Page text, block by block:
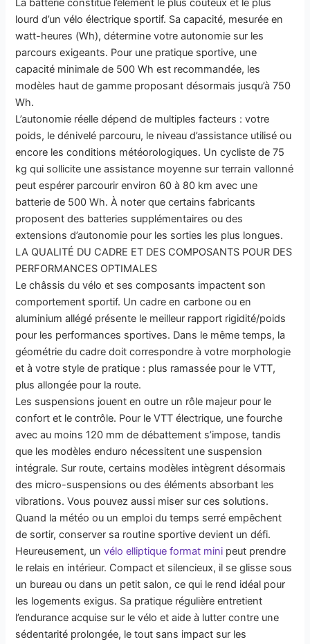
La batterie constitue l’élément le plus coûteux et le plus
lourd d’un vélo électrique sportif. Sa capacité, mesurée en
watt-heures (Wh), détermine votre autonomie sur les
parcours exigeants. Pour une pratique sportive, une
capacité minimale de 500 Wh est recommandée, les
modèles haut de gamme proposant désormais jusqu’à 750
Wh.
L’autonomie réelle dépend de multiples facteurs : votre
poids, le dénivelé parcouru, le niveau d’assistance utilisé ou
encore les conditions météorologiques. Un cycliste de 75
kg qui sollicite une assistance moyenne sur terrain vallonné
peut espérer parcourir environ 60 à 80 km avec une
batterie de 500 Wh. À noter que certains fabricants
proposent des batteries supplémentaires ou des
extensions d’autonomie pour les sorties les plus longues.
LA QUALITÉ DU CADRE ET DES COMPOSANTS POUR DES
PERFORMANCES OPTIMALES
Le châssis du vélo et ses composants impactent son
comportement sportif. Un cadre en carbone ou en
aluminium allégé présente le meilleur rapport rigidité/poids
pour les performances sportives. Dans le même temps, la
géométrie du cadre doit correspondre à votre morphologie
et à votre style de pratique : plus ramassée pour le VTT,
plus allongée pour la route.
Les suspensions jouent en outre un rôle majeur pour le
confort et le contrôle. Pour le VTT électrique, une fourche
avec au moins 120 mm de débattement s’impose, tandis
que les modèles enduro nécessitent une suspension
intégrale. Sur route, certains modèles intègrent désormais
des micro-suspensions ou des éléments absorbant les
vibrations. Vous pouvez aussi miser sur ces solutions.
Quand la météo ou un emploi du temps serré empêchent
de sortir, conserver sa routine sportive devient un défi.
Heureusement, unvélo elliptique format mini peut prendre
le relais en intérieur. Compact et silencieux, il se glisse sous
un bureau ou dans un petit salon, ce qui le rend idéal pour
les logements exigus. Sa pratique régulière entretient
l’endurance acquise sur le vélo et aide à lutter contre une
sédentarité prolongée, le tout sans impact sur les